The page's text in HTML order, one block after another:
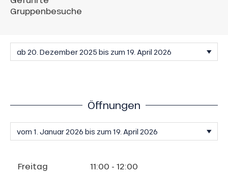
Gruppenbesuche
Öffnungen
Freitag 11:00 - 12:00